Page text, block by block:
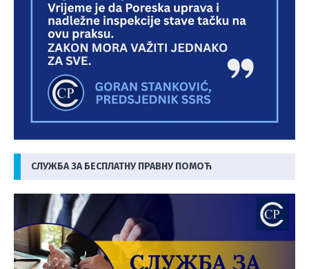
СЛУЖБА ЗА БЕСПЛАТНУ ПРАВНУ ПОМОЋ